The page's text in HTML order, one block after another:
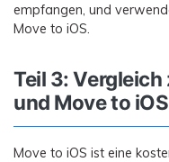
empfangen, und
Move to iOS.
Teil 3:
und Move to iOS
Move to iOS ist eine